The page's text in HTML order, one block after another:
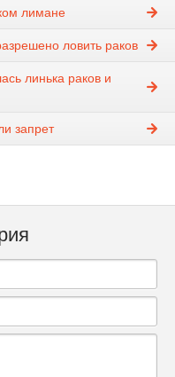
лимане
ловить раков
линька раков и
запрет